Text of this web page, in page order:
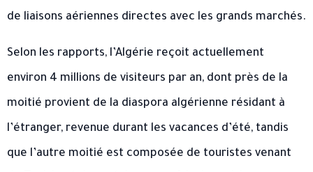
de liaisons aériennes directes avec les grands marchés.
Selon les rapports, l’Algérie reçoit actuellement
environ 4 millions de visiteurs par an, dont près de la
moitié provient de la diaspora algérienne résidant à
l’étranger, revenue durant les vacances d’été, tandis
que l’autre moitié est composée de touristes venant